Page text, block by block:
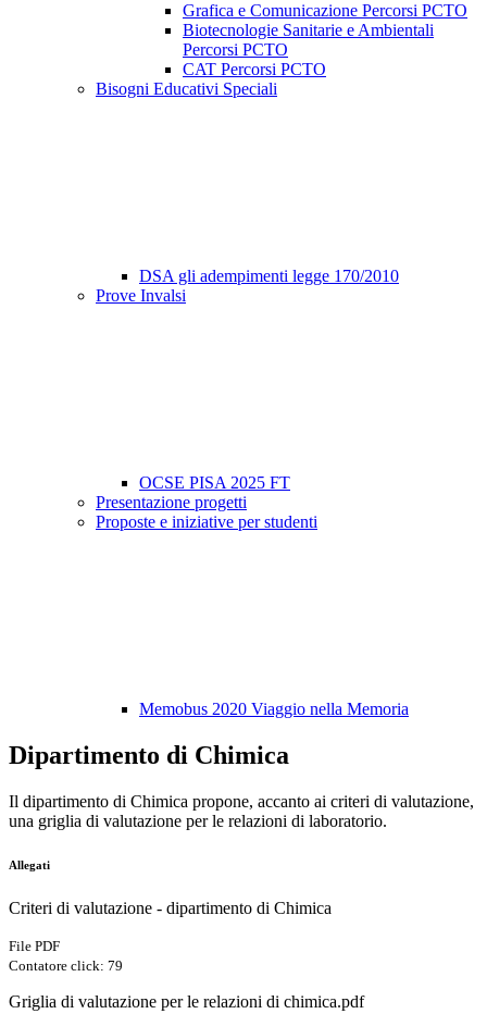
Grafica e Comunicazione Percorsi PCTO
Biotecnologie Sanitarie e Ambientali
Percorsi PCTO
CAT Percorsi PCTO
Bisogni Educativi Speciali
DSA gli adempimenti legge 170/2010
Prove Invalsi
OCSE PISA 2025 FT
Presentazione progetti
Proposte e iniziative per studenti
Memobus 2020 Viaggio nella Memoria
Dipartimento di Chimica
Il dipartimento di Chimica propone, accanto ai criteri di valutazione,
una griglia di valutazione per le relazioni di laboratorio.
Allegati
Criteri di valutazione - dipartimento di Chimica
File PDF
Contatore click: 79
Griglia di valutazione per le relazioni di chimica.pdf